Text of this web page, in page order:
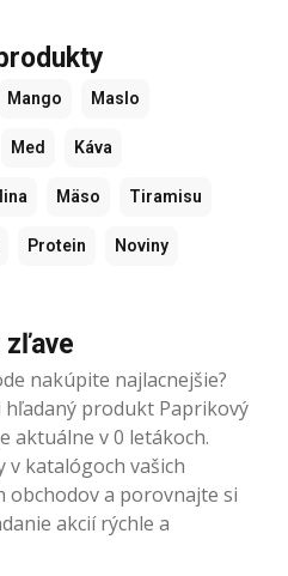
Mango Maslo
Med Káva
Mäso Tiramisu
Protein Noviny
zľave
nakúpite najlacnejšie?
hľadaný produkt Paprikový
aktuálne v 0 letákoch.
v katalógoch vašich
obchodov a porovnajte si
akcií rýchle a